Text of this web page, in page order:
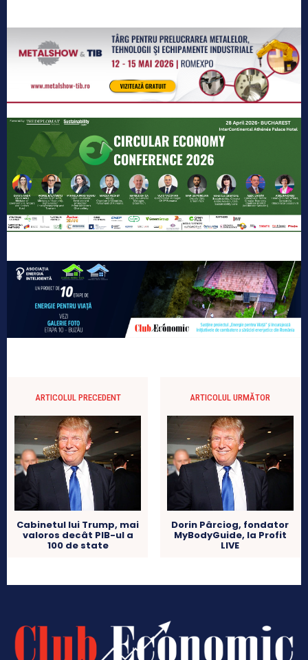
ARTICOLUL PRECEDENT
Cabinetul lui Trump, mai
valoros decât PIB-ul a
100 de state
ARTICOLUL URMĂTOR
Dorin Pârciog, fondator
MyBodyGuide, la Profit
LIVE